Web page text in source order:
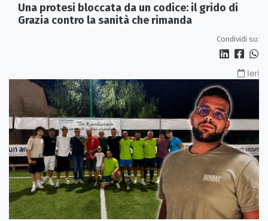
Una protesi bloccata da un codice: il grido di
Grazia contro la sanità che rimanda
Condividi su:
Ieri